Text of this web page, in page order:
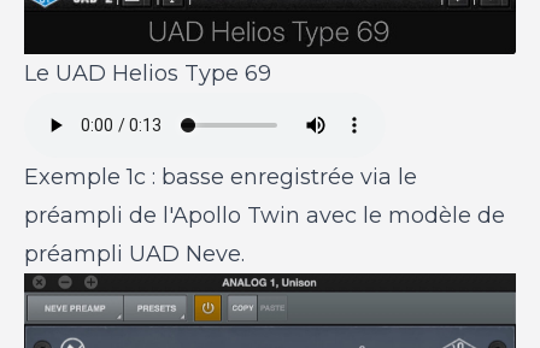
Le UAD Helios Type 69
Exemple 1c : basse enregistrée via le
préampli de l'Apollo Twin avec le modèle de
préampli UAD Neve.